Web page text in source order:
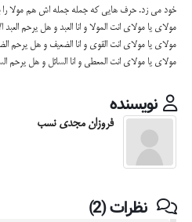
خود می زد. حرف هایی که جمله جمله اش هم مولا را
مولای یا مولای انت المولا و انا العبد و هل یرحم العبد
مولای یا مولای انت القوی و انا الضعیف و هل یرحم
مولای یا مولای انت المعطی و انا السائل و هل یرحم
نویسنده
فروزان مجدی نسب
نظرات (2)